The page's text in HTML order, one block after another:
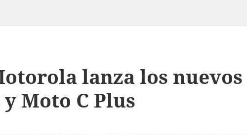
lanza los
y Moto C Plus